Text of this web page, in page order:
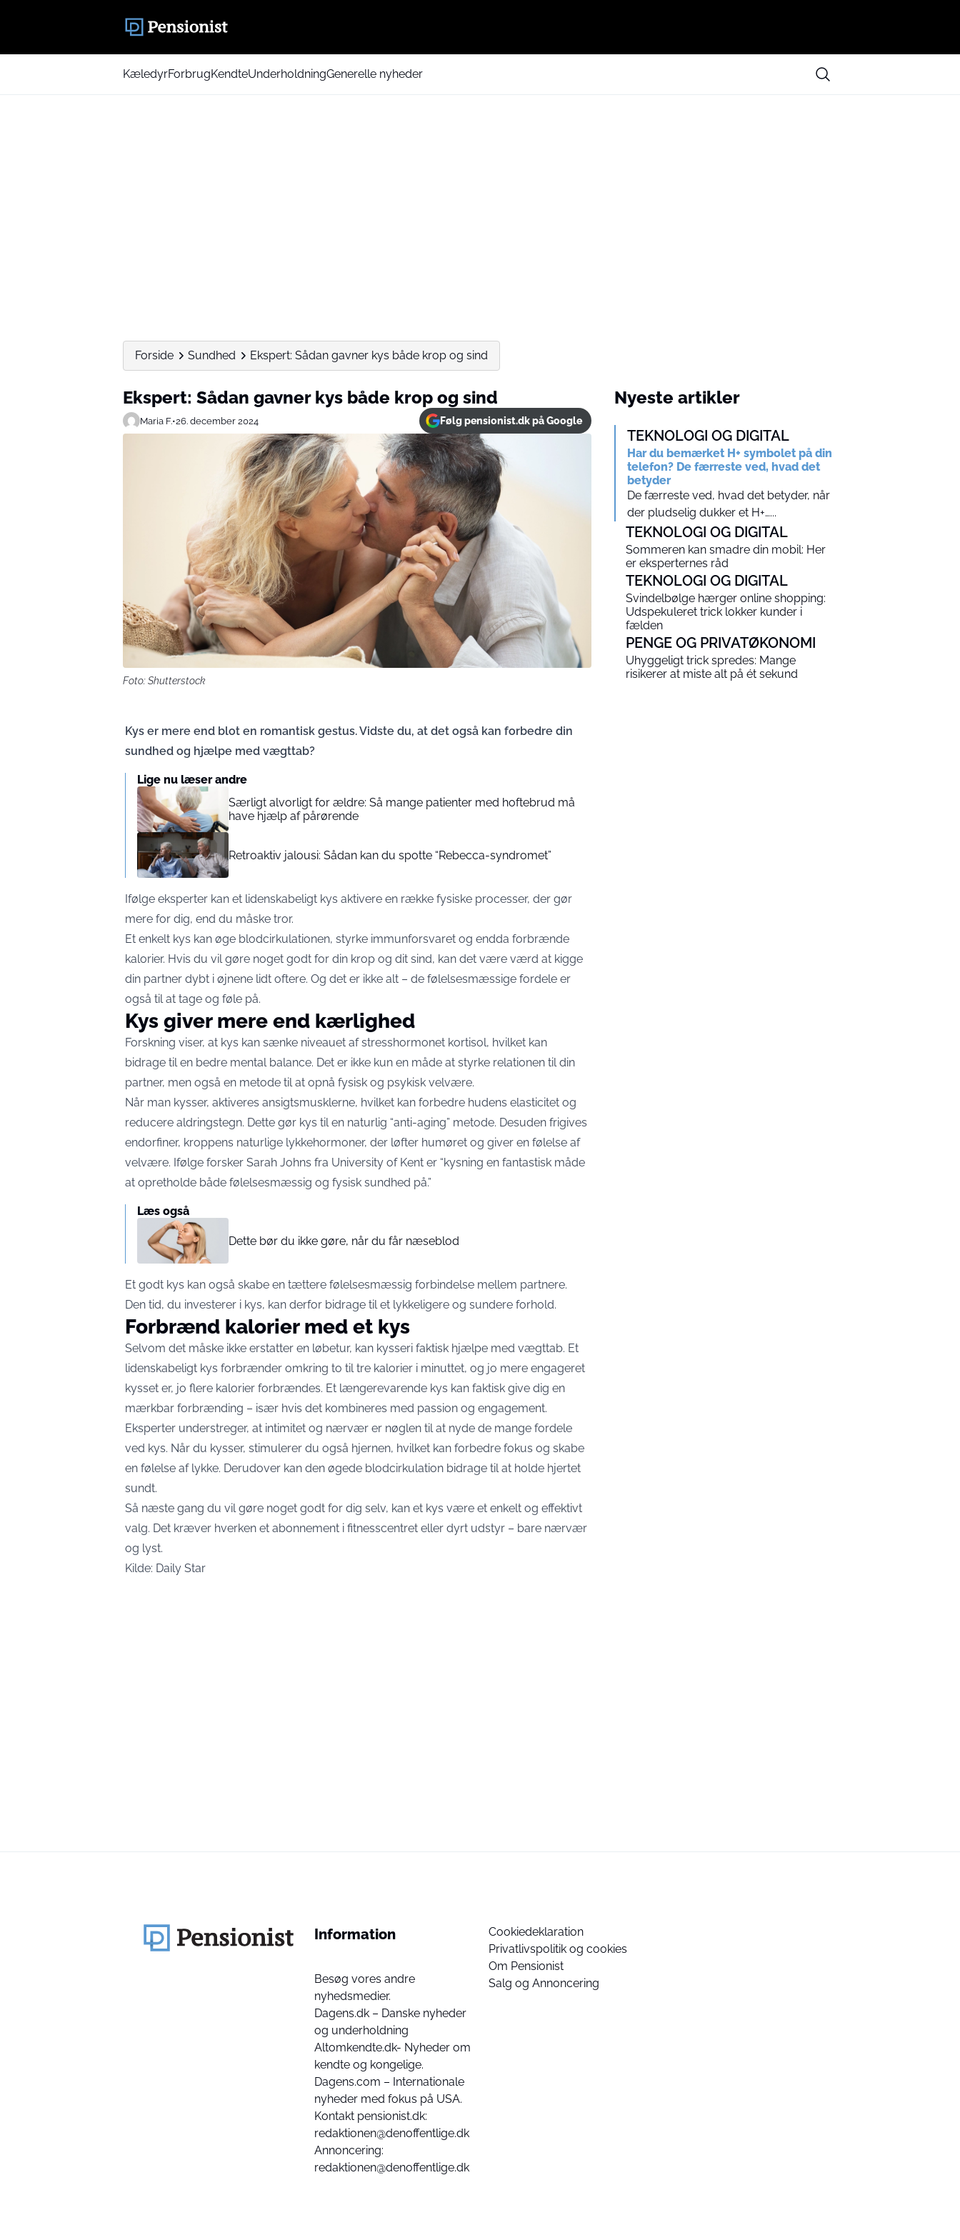
KæledyrForbrugKendteUnderholdningGenerelle nyheder
Forside Sundhed Ekspert: Sådan gavner kys både krop og sind
Ekspert: Sådan gavner kys både krop og sind
Maria F.•26. december 2024 Følg pensionist.dk på Google
Foto: Shutterstock
Kys er mere end blot en romantisk gestus. Vidste du, at det også kan forbedre din
sundhed og hjælpe med vægttab?
Lige nu læser andre
Særligt alvorligt for ældre: Så mange patienter med hoftebrud må
have hjælp af pårørende
Retroaktiv jalousi: Sådan kan du spotte “Rebecca-syndromet”
Ifølge eksperter kan et lidenskabeligt kys aktivere en række fysiske processer, der gør
mere for dig, end du måske tror.
Et enkelt kys kan øge blodcirkulationen, styrke immunforsvaret og endda forbrænde
kalorier. Hvis du vil gøre noget godt for din krop og dit sind, kan det være værd at kigge
din partner dybt i øjnene lidt oftere. Og det er ikke alt – de følelsesmæssige fordele er
også til at tage og føle på.
Kys giver mere end kærlighed
Forskning viser, at kys kan sænke niveauet af stresshormonet kortisol, hvilket kan
bidrage til en bedre mental balance. Det er ikke kun en måde at styrke relationen til din
partner, men også en metode til at opnå fysisk og psykisk velvære.
Når man kysser, aktiveres ansigtsmusklerne, hvilket kan forbedre hudens elasticitet og
reducere aldringstegn. Dette gør kys til en naturlig “anti-aging” metode. Desuden frigives
endorfiner, kroppens naturlige lykkehormoner, der løfter humøret og giver en følelse af
velvære. Ifølge forsker Sarah Johns fra University of Kent er “kysning en fantastisk måde
at opretholde både følelsesmæssig og fysisk sundhed på.”
Læs også
Dette bør du ikke gøre, når du får næseblod
Et godt kys kan også skabe en tættere følelsesmæssig forbindelse mellem partnere.
Den tid, du investerer i kys, kan derfor bidrage til et lykkeligere og sundere forhold.
Forbrænd kalorier med et kys
Selvom det måske ikke erstatter en løbetur, kan kysseri faktisk hjælpe med vægttab. Et
lidenskabeligt kys forbrænder omkring to til tre kalorier i minuttet, og jo mere engageret
kysset er, jo flere kalorier forbrændes. Et længerevarende kys kan faktisk give dig en
mærkbar forbrænding – især hvis det kombineres med passion og engagement.
Eksperter understreger, at intimitet og nærvær er nøglen til at nyde de mange fordele
ved kys. Når du kysser, stimulerer du også hjernen, hvilket kan forbedre fokus og skabe
en følelse af lykke. Derudover kan den øgede blodcirkulation bidrage til at holde hjertet
sundt.
Så næste gang du vil gøre noget godt for dig selv, kan et kys være et enkelt og effektivt
valg. Det kræver hverken et abonnement i fitnesscentret eller dyrt udstyr – bare nærvær
og lyst.
Kilde: Daily Star
Nyeste artikler
TEKNOLOGI OG DIGITAL
Har du bemærket H+ symbolet på din
telefon? De færreste ved, hvad det
betyder
De færreste ved, hvad det betyder, når
der pludselig dukker et H+…...
TEKNOLOGI OG DIGITAL
Sommeren kan smadre din mobil: Her
er eksperternes råd
TEKNOLOGI OG DIGITAL
Svindelbølge hærger online shopping:
Udspekuleret trick lokker kunder i
fælden
PENGE OG PRIVATØKONOMI
Uhyggeligt trick spredes: Mange
risikerer at miste alt på ét sekund
Information
Besøg vores andre
nyhedsmedier.
Dagens.dk – Danske nyheder
og underholdning
Altomkendte.dk- Nyheder om
kendte og kongelige.
Dagens.com – Internationale
nyheder med fokus på USA.
Kontakt pensionist.dk:
redaktionen@denoffentlige.dk
Annoncering:
redaktionen@denoffentlige.dk
Cookiedeklaration
Privatlivspolitik og cookies
Om Pensionist
Salg og Annoncering